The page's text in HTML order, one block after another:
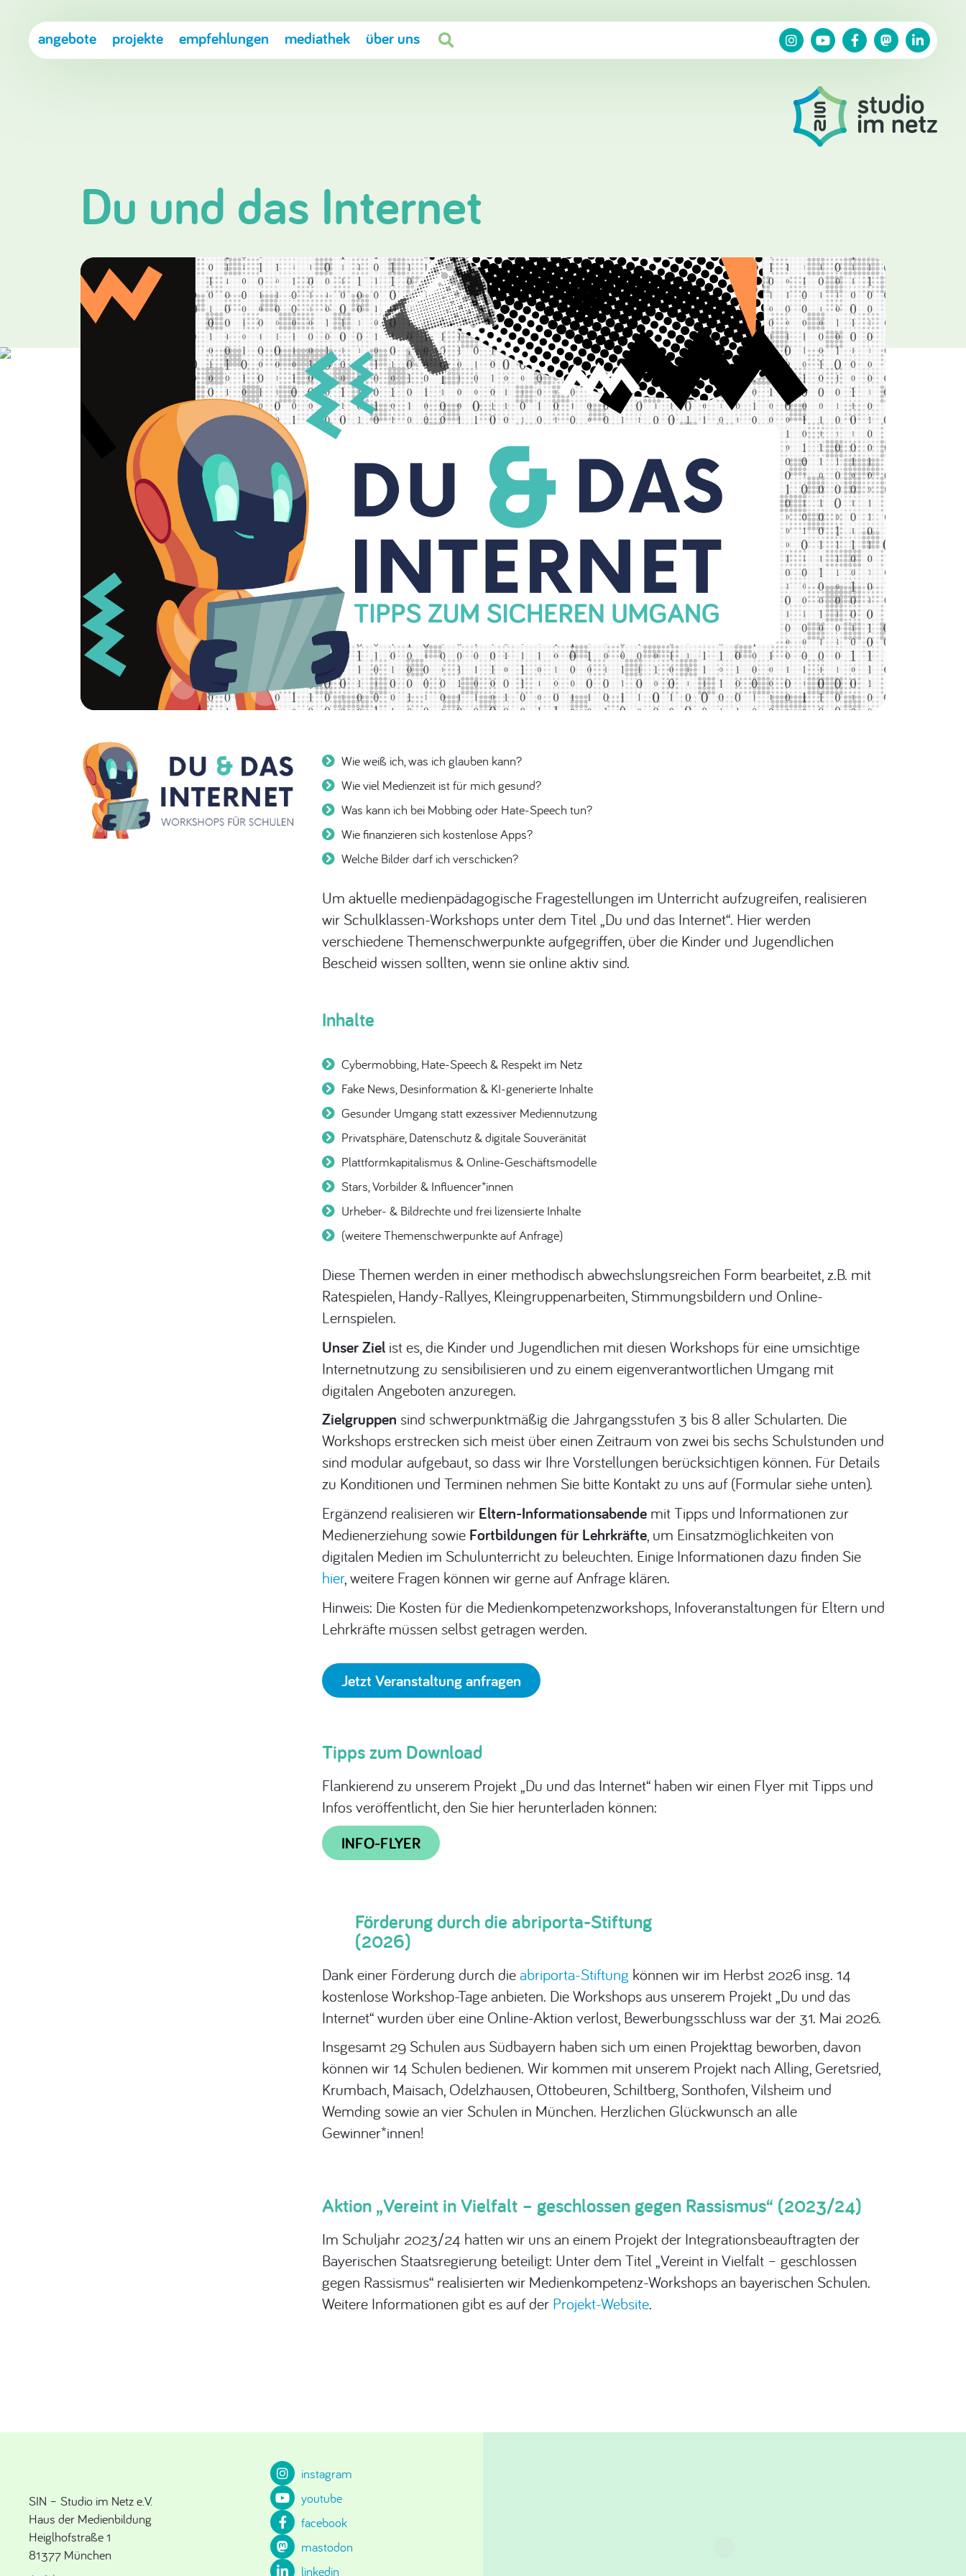
angebote projekte empfehlungen mediathek über uns 
Du und das Internet
Wie weiß ich, was ich glauben kann?
Wie viel Medienzeit ist für mich gesund?
Was kann ich bei Mobbing oder Hate-Speech tun?
Wie finanzieren sich kostenlose Apps?
Welche Bilder darf ich verschicken?
Um aktuelle medienpädagogische Fragestellungen im Unterricht aufzugreifen, realisieren
wir Schulklassen-Workshops unter dem Titel „Du und das Internet“. Hier werden
verschiedene Themenschwerpunkte aufgegriffen, über die Kinder und Jugendlichen
Bescheid wissen sollten, wenn sie online aktiv sind.
Inhalte
Cybermobbing, Hate-Speech & Respekt im Netz
Fake News, Desinformation & KI-generierte Inhalte
Gesunder Umgang statt exzessiver Mediennutzung
Privatsphäre, Datenschutz & digitale Souveränität
Plattformkapitalismus & Online-Geschäftsmodelle
Stars, Vorbilder & Influencer*innen
Urheber- & Bildrechte und frei lizensierte Inhalte
(weitere Themenschwerpunkte auf Anfrage)
Diese Themen werden in einer methodisch abwechslungsreichen Form bearbeitet, z.B. mit
Ratespielen, Handy-Rallyes, Kleingruppenarbeiten, Stimmungsbildern und Online-
Lernspielen.
Unser Ziel ist es, die Kinder und Jugendlichen mit diesen Workshops für eine umsichtige
Internetnutzung zu sensibilisieren und zu einem eigenverantwortlichen Umgang mit
digitalen Angeboten anzuregen.
Zielgruppen sind schwerpunktmäßig die Jahrgangsstufen 3 bis 8 aller Schularten. Die
Workshops erstrecken sich meist über einen Zeitraum von zwei bis sechs Schulstunden und
sind modular aufgebaut, so dass wir Ihre Vorstellungen berücksichtigen können. Für Details
zu Konditionen und Terminen nehmen Sie bitte Kontakt zu uns auf (Formular siehe unten).
Ergänzend realisieren wir Eltern-Informationsabende mit Tipps und Informationen zur
Medienerziehung sowie Fortbildungen für Lehrkräfte, um Einsatzmöglichkeiten von
digitalen Medien im Schulunterricht zu beleuchten. Einige Informationen dazu finden Sie
hier, weitere Fragen können wir gerne auf Anfrage klären.
Hinweis: Die Kosten für die Medienkompetenzworkshops, Infoveranstaltungen für Eltern und
Lehrkräfte müssen selbst getragen werden.
Jetzt Veranstaltung anfragen
Tipps zum Download
Flankierend zu unserem Projekt „Du und das Internet“ haben wir einen Flyer mit Tipps und
Infos veröffentlicht, den Sie hier herunterladen können:
INFO-FLYER
Förderung durch die abriporta-Stiftung
(2026)
Dank einer Förderung durch dieabriporta-Stiftung können wir im Herbst 2026 insg. 14
kostenlose Workshop-Tage anbieten. Die Workshops aus unserem Projekt „Du und das
Internet“ wurden über eine Online-Aktion verlost, Bewerbungsschluss war der 31. Mai 2026.
Insgesamt 29 Schulen aus Südbayern haben sich um einen Projekttag beworben, davon
können wir 14 Schulen bedienen. Wir kommen mit unserem Projekt nach Alling, Geretsried,
Krumbach, Maisach, Odelzhausen, Ottobeuren, Schiltberg, Sonthofen, Vilsheim und
Wemding sowie an vier Schulen in München. Herzlichen Glückwunsch an alle
Gewinner*innen!
Aktion „Vereint in Vielfalt – geschlossen gegen Rassismus“ (2023/24)
Im Schuljahr 2023/24 hatten wir uns an einem Projekt der Integrationsbeauftragten der
Bayerischen Staatsregierung beteiligt: Unter dem Titel „Vereint in Vielfalt – geschlossen
gegen Rassismus“ realisierten wir Medienkompetenz-Workshops an bayerischen Schulen.
Weitere Informationen gibt es auf der Projekt-Website.
SIN – Studio im Netz e.V.
Haus der Medienbildung
Heiglhofstraße 1
81377 München
instagram
youtube
facebook
mastodon
linkedin